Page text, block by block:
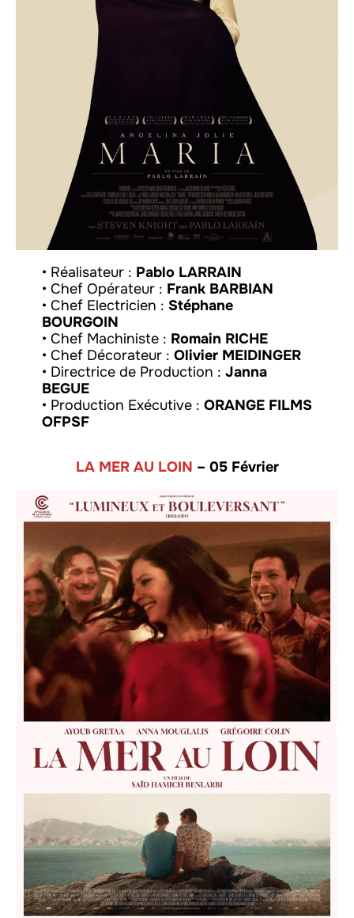
• Réalisateur : Pablo LARRAIN
• Chef Opérateur : Frank BARBIAN
• Chef Electricien : Stéphane
BOURGOIN
• Chef Machiniste : Romain RICHE
• Chef Décorateur : Olivier MEIDINGER
• Directrice de Production : Janna
BEGUE
• Production Exécutive : ORANGE FILMS
OFPSF
LA MER AU LOIN – 05 Février